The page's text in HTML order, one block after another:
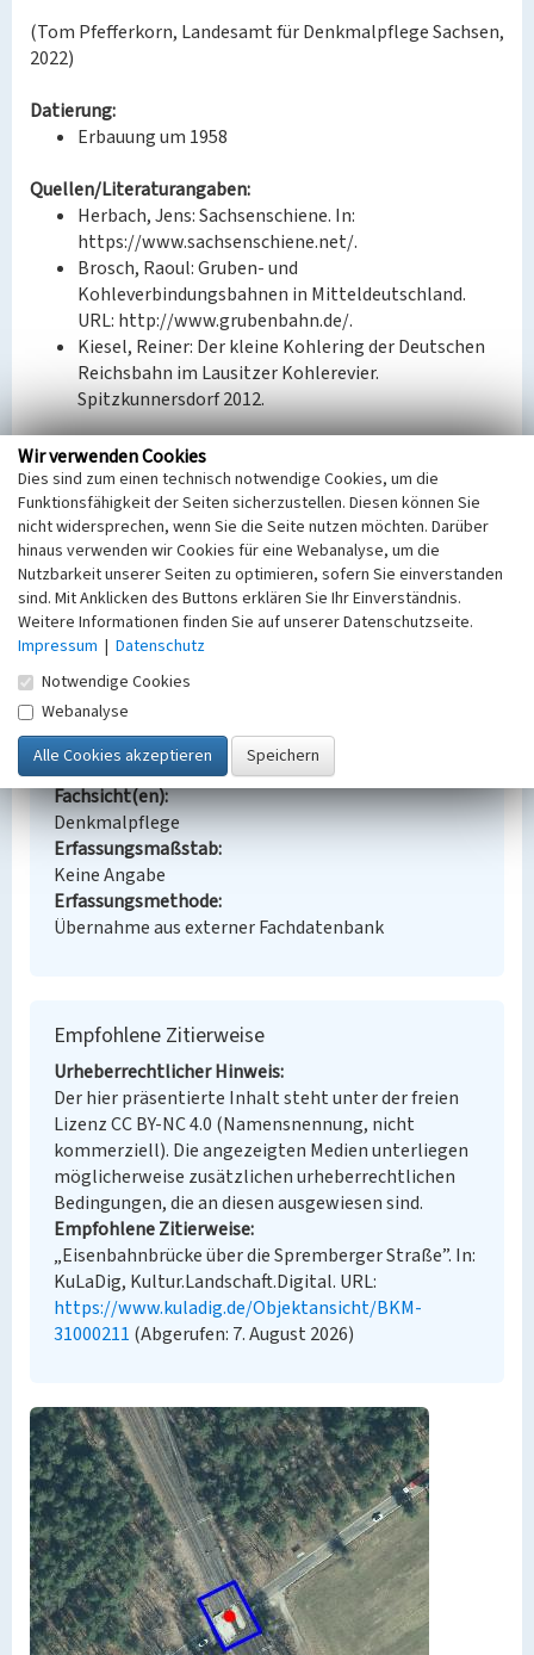
(Tom Pfefferkorn, Landesamt für Denkmalpflege Sachsen,
2022)
Datierung:
Erbauung um 1958
Quellen/Literaturangaben:
Herbach, Jens: Sachsenschiene. In:
https://www.sachsenschiene.net/.
Brosch, Raoul: Gruben- und
Kohleverbindungsbahnen in Mitteldeutschland.
URL: http://www.grubenbahn.de/.
Kiesel, Reiner: Der kleine Kohlering der Deutschen
Reichsbahn im Lausitzer Kohlerevier.
Spitzkunnersdorf 2012.
Bauherr / Auftraggeber:
Bauherr: KSP - Kombinat Schwarze Pumpe
BKM-Nummer:31000211
Eisenbahnbrücke über die Spremberger Straße
Schlagwörter
Ort
Spreewitz
Alternativer Ortsname
Sprjejcy
Fachsicht(en)
Denkmalpflege
Erfassungsmaßstab
Keine Angabe
Erfassungsmethode
Übernahme aus externer Fachdatenbank
Empfohlene Zitierweise
Urheberrechtlicher Hinweis
Der hier präsentierte Inhalt steht unter der freien
Lizenz CC BY-NC 4.0 (Namensnennung, nicht
kommerziell). Die angezeigten Medien unterliegen
möglicherweise zusätzlichen urheberrechtlichen
Bedingungen, die an diesen ausgewiesen sind.
Empfohlene Zitierweise
„Eisenbahnbrücke über die Spremberger Straße”. In:
KuLaDig, Kultur.Landschaft.Digital. URL:
https://www.kuladig.de/Objektansicht/BKM-
31000211 (Abgerufen: 7. August 2026)
Wir verwenden Cookies
Dies sind zum einen technisch notwendige Cookies, um die
Funktionsfähigkeit der Seiten sicherzustellen. Diesen können Sie
nicht widersprechen, wenn Sie die Seite nutzen möchten. Darüber
hinaus verwenden wir Cookies für eine Webanalyse, um die
Nutzbarkeit unserer Seiten zu optimieren, sofern Sie einverstanden
sind. Mit Anklicken des Buttons erklären Sie Ihr Einverständnis.
Weitere Informationen finden Sie auf unserer Datenschutzseite.
Impressum | Datenschutz
Notwendige Cookies
Webanalyse